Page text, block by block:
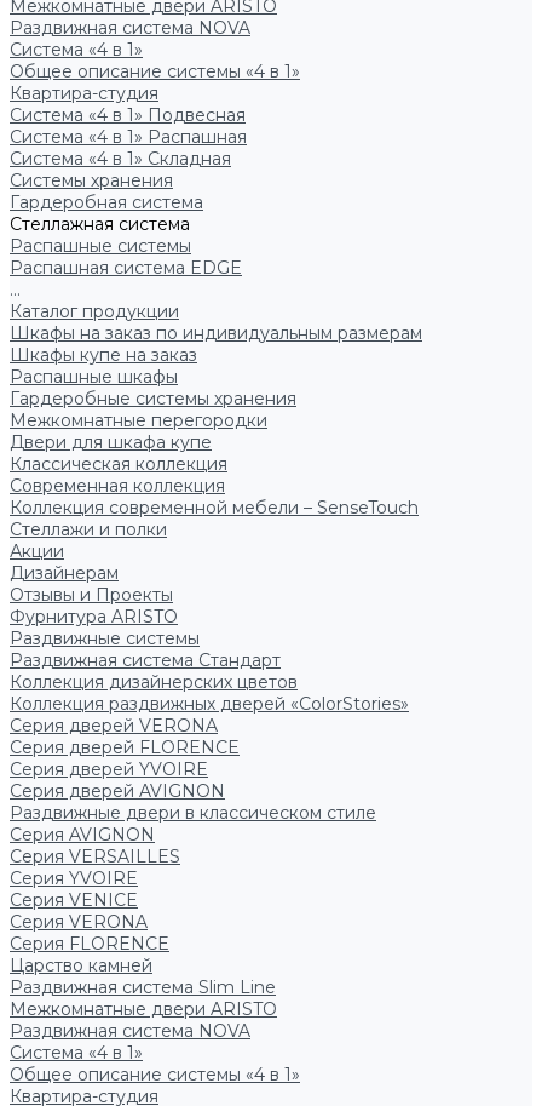
Межкомнатные двери ARISTO
Раздвижная система NOVA
Система «4 в 1»
Общее описание системы «4 в 1»
Квартира-студия
Система «4 в 1» Подвесная
Система «4 в 1» Распашная
Система «4 в 1» Складная
Системы хранения
Гардеробная система
Стеллажная система
Распашные системы
Распашная система EDGE
...
Каталог продукции
Шкафы на заказ по индивидуальным размерам
Шкафы купе на заказ
Распашные шкафы
Гардеробные системы хранения
Межкомнатные перегородки
Двери для шкафа купе
Классическая коллекция
Современная коллекция
Коллекция современной мебели – SenseTouch
Стеллажи и полки
Акции
Дизайнерам
Отзывы и Проекты
Фурнитура ARISTO
Раздвижные системы
Раздвижная система Стандарт
Коллекция дизайнерских цветов
Коллекция раздвижных дверей «ColorStories»
Серия дверей VERONA
Серия дверей FLORENCE
Серия дверей YVOIRE
Серия дверей AVIGNON
Раздвижные двери в классическом стиле
Серия AVIGNON
Серия VERSAILLES
Серия YVOIRE
Серия VENICE
Серия VERONA
Серия FLORENCE
Царство камней
Раздвижная система Slim Line
Межкомнатные двери ARISTO
Раздвижная система NOVA
Система «4 в 1»
Общее описание системы «4 в 1»
Квартира-студия